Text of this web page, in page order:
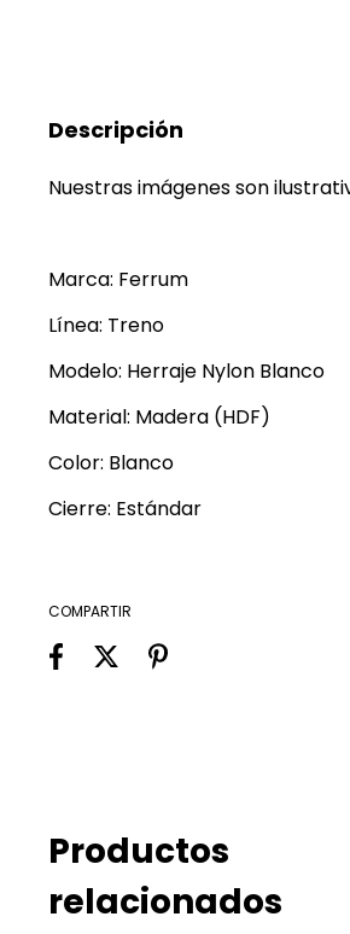
Descripción
Nuestras imágenes son
Marca: Ferrum
Línea: Treno
Modelo: Herraje Nylon Blanco
Material: Madera (HDF)
Color: Blanco
Cierre: Estándar
COMPARTIR
Productos
relacionados